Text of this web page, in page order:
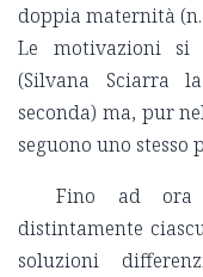
doppia maternità
Le motivazioni
(Silvana Sciarra
seconda) ma, pur
seguono uno stesso
Fino ad ora
distintamente
soluzioni